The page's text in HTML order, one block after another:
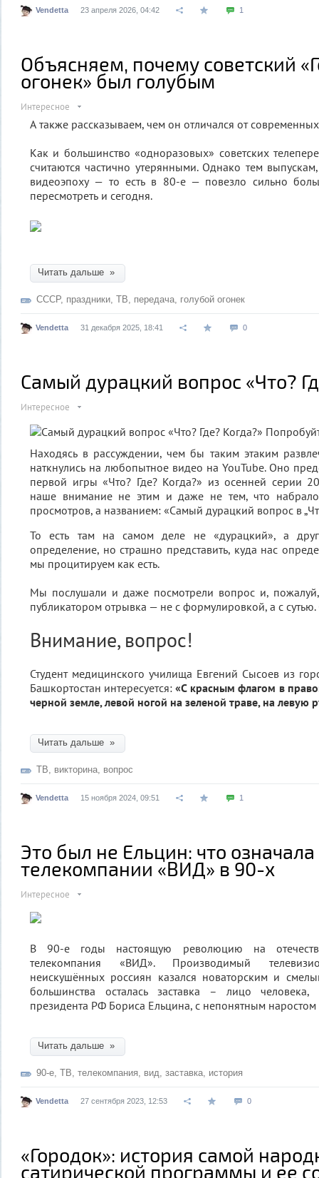
Vendetta 23 апреля 2026, 04:42 1
Объясняем, почему советский
огонек» был голубым
Интересное
А также рассказываем, чем он отличался от
Как и большинство «одноразовых» советских
считаются частично утерянными. Однако тем
видеоэпоху — то есть в 80-е — повезло сильно
пересмотреть и сегодня.
Читать дальше »
СССР, праздники, ТВ, передача, голубой огонек
Vendetta 31 декабря 2025, 18:41 0
Самый дурацкий вопрос «Что?
Интересное
Находясь в рассуждении, чем бы таким этаким
наткнулись на любопытное видео на YouTube. Оно
первой игры «Что? Где? Когда?» из осенней серии
наше внимание не этим и даже не тем, что
просмотров, а названием: «Самый дурацкий вопрос в
То есть там на самом деле не «дурацкий», а
определение, но страшно представить, куда нас
мы процитируем как есть.
Мы послушали и даже посмотрели вопрос и, пожалуй,
публикатором отрывка — не с формулировкой, а с сутью.
Внимание, вопрос!
Студент медицинского училища Евгений Сысоев из
Башкортостан интересуется:«С красным флагом в
черной земле, левой ногой на зеленой траве, на левую
Читать дальше »
ТВ, викторина, вопрос
Vendetta 15 ноября 2024, 09:51 1
Это был не Ельцин: что означала
телекомпании «ВИД» в 90-х
Интересное
В 90-е годы настоящую революцию на
телекомпания «ВИД». Производимый
неискушённых россиян казался новаторским и
большинства осталась заставка – лицо
президента РФ Бориса Ельцина, с непонятным
Читать дальше »
90-е, ТВ, телекомпания, вид, заставка, история
Vendetta 27 сентября 2023, 12:53 0
«Городок»: история самой
сатирической программы и ее